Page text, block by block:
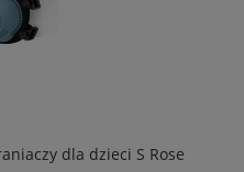
dla dzieci S Rose